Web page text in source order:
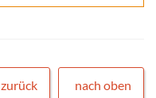
zurück nach oben